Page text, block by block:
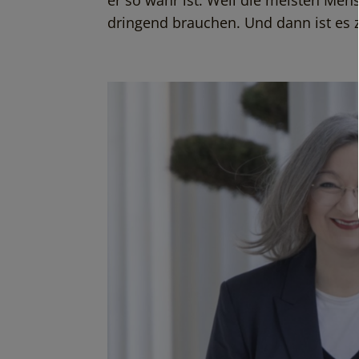
dringend brauchen. Und dann ist es